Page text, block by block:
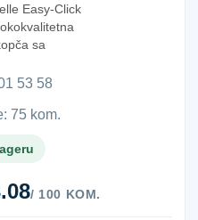
Easy-Click
sa
​5​3​ ​5​8​
75 kom.
/ 100 KOM.